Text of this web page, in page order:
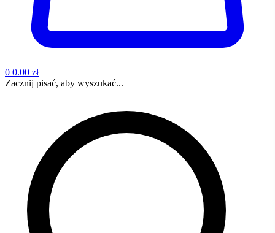
0 0.00 zł
Zacznij pisać, aby wyszukać...